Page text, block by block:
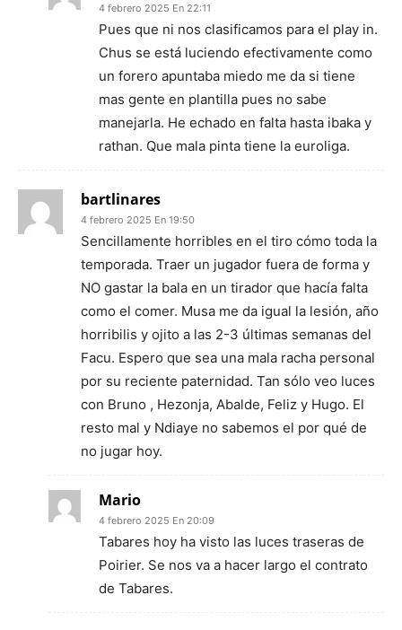
4 febrero 2025 En 22:11
Pues que ni nos clasificamos para el play in.
Chus se está luciendo efectivamente como
un forero apuntaba miedo me da si tiene
mas gente en plantilla pues no sabe
manejarla. He echado en falta hasta ibaka y
rathan. Que mala pinta tiene la euroliga.
bartlinares
4 febrero 2025 En 19:50
Sencillamente horribles en el tiro cómo toda la
temporada. Traer un jugador fuera de forma y
NO gastar la bala en un tirador que hacía falta
como el comer. Musa me da igual la lesión, año
horribilis y ojito a las 2-3 últimas semanas del
Facu. Espero que sea una mala racha personal
por su reciente paternidad. Tan sólo veo luces
con Bruno , Hezonja, Abalde, Feliz y Hugo. El
resto mal y Ndiaye no sabemos el por qué de
no jugar hoy.
Mario
4 febrero 2025 En 20:09
Tabares hoy ha visto las luces traseras de
Poirier. Se nos va a hacer largo el contrato
de Tabares.